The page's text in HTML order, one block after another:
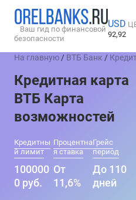
Ваш гид по финансовой
безопасности
USD
92,92
На главную / ВТБ Банк /
Кредитная карта
ВТБ Карта
возможностей
Кредитны
й лимит
100000
0 руб.
Процентна
я ставка
От
11,6%
Грейс
период
До 110
дней